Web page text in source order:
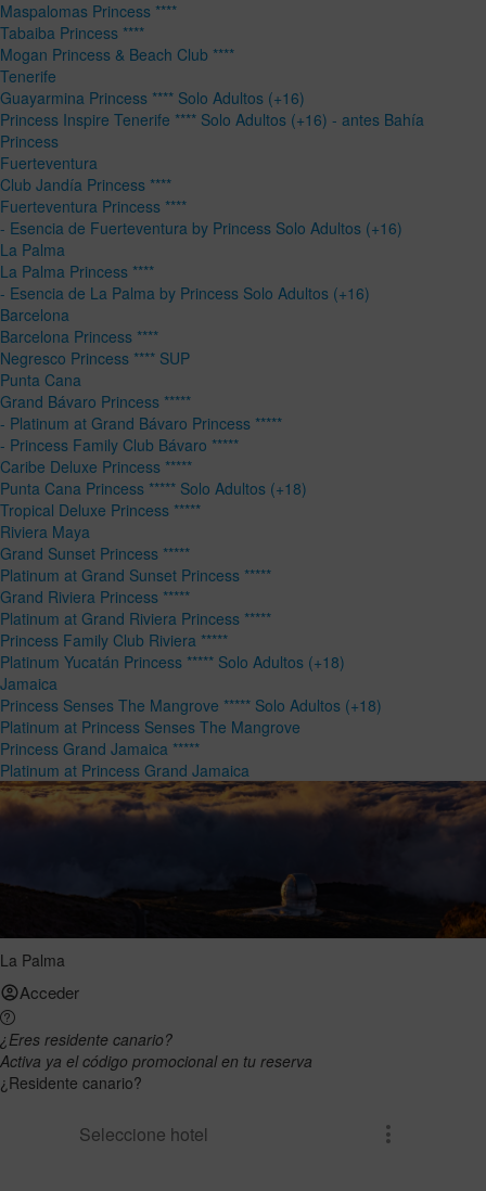
Maspalomas Princess ****
Tabaiba Princess ****
Mogan Princess & Beach Club ****
Tenerife
Guayarmina Princess **** Solo Adultos (+16)
Princess Inspire Tenerife **** Solo Adultos (+16) - antes Bahía
Princess
Fuerteventura
Club Jandía Princess ****
Fuerteventura Princess ****
- Esencia de Fuerteventura by Princess Solo Adultos (+16)
La Palma
La Palma Princess ****
- Esencia de La Palma by Princess Solo Adultos (+16)
Barcelona
Barcelona Princess ****
Negresco Princess **** SUP
Punta Cana
Grand Bávaro Princess *****
- Platinum at Grand Bávaro Princess *****
- Princess Family Club Bávaro *****
Caribe Deluxe Princess *****
Punta Cana Princess ***** Solo Adultos (+18)
Tropical Deluxe Princess *****
Riviera Maya
Grand Sunset Princess *****
Platinum at Grand Sunset Princess *****
Grand Riviera Princess *****
Platinum at Grand Riviera Princess *****
Princess Family Club Riviera *****
Platinum Yucatán Princess ***** Solo Adultos (+18)
Jamaica
Princess Senses The Mangrove ***** Solo Adultos (+18)
Platinum at Princess Senses The Mangrove
Princess Grand Jamaica *****
Platinum at Princess Grand Jamaica
La Palma
Acceder
¿Eres residente canario?
Activa ya el código promocional en tu reserva
¿Residente canario?
Seleccione hotel